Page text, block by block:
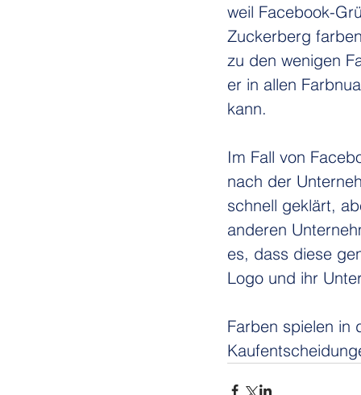
weil Facebook-
Zuckerberg
zu den wenigen
er in allen
kann.
Im Fall von
nach der
schnell geklärt,
anderen
es, dass diese
Logo und ihr
Farben spielen in